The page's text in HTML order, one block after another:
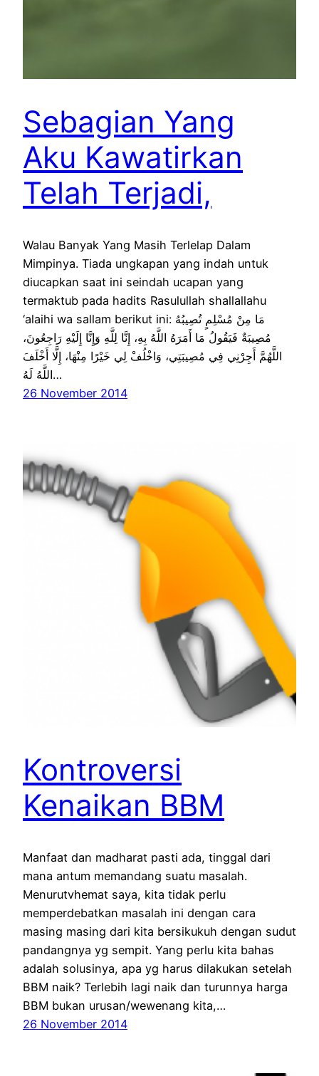
Sebagian Yang
Aku Kawatirkan
Telah Terjadi,
Walau Banyak Yang Masih Terlelap Dalam
Mimpinya. Tiada ungkapan yang indah untuk
diucapkan saat ini seindah ucapan yang
termaktub pada hadits Rasulullah shallallahu
‘alaihi wa sallam berikut ini: مَا مِنْ مُسْلِمٍ تُصِيبُهُ
مُصِيبَةٌ فَيَقُولُ مَا أَمَرَهُ اللَّهُ بِهِ، إِنَّا لِلَّهِ وَإِنَّا إِلَيْهِ رَاجِعُونَ،
اللَّهُمَّ أَجِرْنِي فِي مُصِيبَتِي، وَاخْلُفْ لِي خَيْرًا مِنْهَا، إِلَّا أَخْلَفَ
اللَّهُ لَهُ…
26 November 2014
Kontroversi
Kenaikan BBM
Manfaat dan madharat pasti ada, tinggal dari
mana antum memandang suatu masalah.
Menurutvhemat saya, kita tidak perlu
memperdebatkan masalah ini dengan cara
masing masing dari kita bersikukuh dengan sudut
pandangnya yg sempit. Yang perlu kita bahas
adalah solusinya, apa yg harus dilakukan setelah
BBM naik? Terlebih lagi naik dan turunnya harga
BBM bukan urusan/wewenang kita,…
26 November 2014